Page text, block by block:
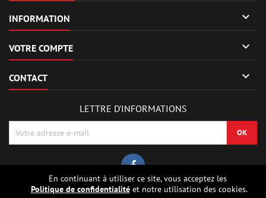
INFORMATION 
VOTRE COMPTE 
CONTACT 
En continuant à utiliser ce site, vous acceptez les
Politique de confidentialitéet notre utilisation des cookies.
LETTRE D'INFORMATIONS
© Copyright 2026 Sierrafox Hobbies - Model rocket shop, high power